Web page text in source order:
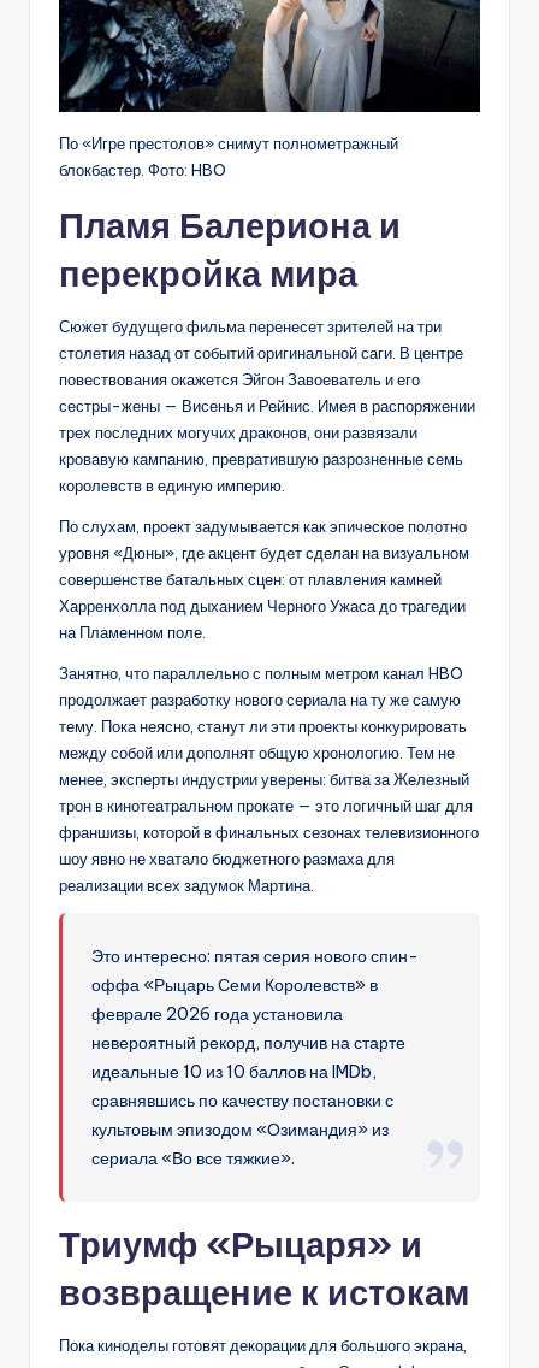
По «Игре престолов» снимут полнометражный
блокбастер. Фото: HBO
Пламя Балериона и
перекройка мира
Сюжет будущего фильма перенесет зрителей на три
столетия назад от событий оригинальной саги. В центре
повествования окажется Эйгон Завоеватель и его
сестры-жены — Висенья и Рейнис. Имея в распоряжении
трех последних могучих драконов, они развязали
кровавую кампанию, превратившую разрозненные семь
королевств в единую империю.
По слухам, проект задумывается как эпическое полотно
уровня «Дюны», где акцент будет сделан на визуальном
совершенстве батальных сцен: от плавления камней
Харренхолла под дыханием Черного Ужаса до трагедии
на Пламенном поле.
Занятно, что параллельно с полным метром канал HBO
продолжает разработку нового сериала на ту же самую
тему. Пока неясно, станут ли эти проекты конкурировать
между собой или дополнят общую хронологию. Тем не
менее, эксперты индустрии уверены: битва за Железный
трон в кинотеатральном прокате — это логичный шаг для
франшизы, которой в финальных сезонах телевизионного
шоу явно не хватало бюджетного размаха для
реализации всех задумок Мартина.
Это интересно: пятая серия нового спин-
оффа «Рыцарь Семи Королевств» в
феврале 2026 года установила
невероятный рекорд, получив на старте
идеальные 10 из 10 баллов на IMDb,
сравнявшись по качеству постановки с
культовым эпизодом «Озимандия» из
сериала «Во все тяжкие».
Триумф «Рыцаря» и
возвращение к истокам
Пока киноделы готовят декорации для большого экрана,